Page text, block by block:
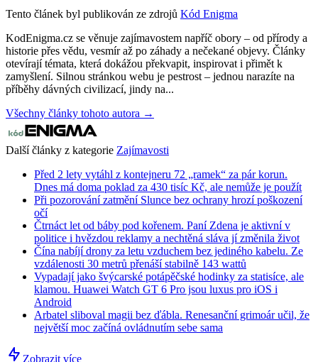
Tento článek byl publikován ze zdrojů Kód Enigma
KodEnigma.cz se věnuje zajímavostem napříč obory – od přírody a
historie přes vědu, vesmír až po záhady a nečekané objevy. Články
otevírají témata, která dokážou překvapit, inspirovat i přimět k
zamyšlení. Silnou stránkou webu je pestrost – jednou narazíte na
příběhy dávných civilizací, jindy na...
Všechny články tohoto autora →
Další články z kategorie Zajímavosti
Před 2 lety vytáhl z kontejneru 72 „ramek“ za pár korun.
Dnes má doma poklad za 430 tisíc Kč, ale nemůže je použít
Při pozorování zatmění Slunce bez ochrany hrozí poškození
očí
Čtrnáct let od báby pod kořenem. Paní Zdena je aktivní v
politice i hvězdou reklamy a nechtěná sláva jí změnila život
Čína nabíjí drony za letu vzduchem bez jediného kabelu. Ze
vzdálenosti 30 metrů přenáší stabilně 143 wattů
Vypadají jako švýcarské potápěčské hodinky za statisíce, ale
klamou. Huawei Watch GT 6 Pro jsou luxus pro iOS i
Android
Arbatel sliboval magii bez ďábla. Renesanční grimoár učil, že
největší moc začíná ovládnutím sebe sama
Zobrazit více